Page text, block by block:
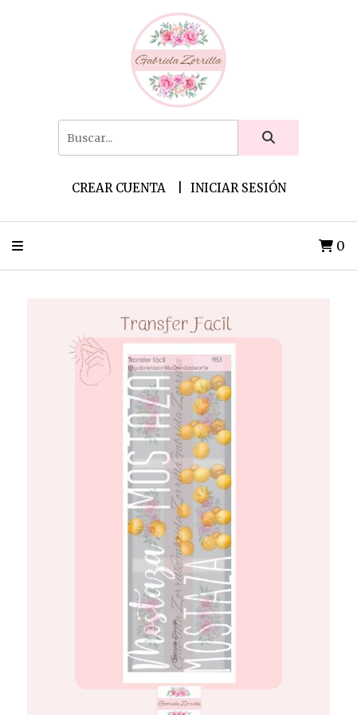
CREAR CUENTA INICIAR SESIÓN
0